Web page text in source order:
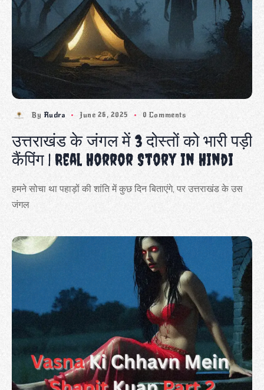
By Rudra June 26, 2025 0 Comments
उत्तराखंड के जंगल में 3 दोस्तों को भारी पड़ी
कैंपिंग | Real Horror Story in Hindi
हमने सोचा था पहाड़ों की शांति में कुछ दिन बिताएंगे, पर उत्तराखंड के उस
जंगल